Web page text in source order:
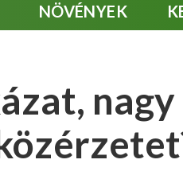
NÖVÉNYEK